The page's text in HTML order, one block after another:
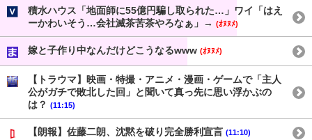
積水ハウス「地面師に55億円騙し取られた…」ワイ「はえ
ーかわいそう…会社滅茶苦茶やろなぁ」→ (ｵﾇﾇﾒ)
嫁と子作り中なんだけどこうなるwww (ｵﾇﾇﾒ)
【トラウマ】映画・特撮・アニメ・漫画・ゲームで「主人
公がガチで敗北した回」と聞いて真っ先に思い浮かぶの
は？ (11:15)
【朗報】佐藤二朗、沈黙を破り完全勝利宣言 (11:10)